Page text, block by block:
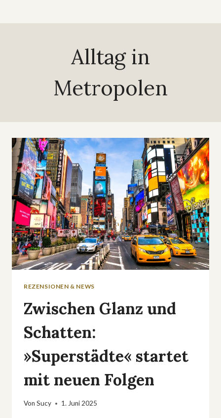
Alltag in
Metropolen
REZENSIONEN & NEWS
Zwischen Glanz und
Schatten:
»Superstädte« startet
mit neuen Folgen
Von Sucy 1. Juni 2025